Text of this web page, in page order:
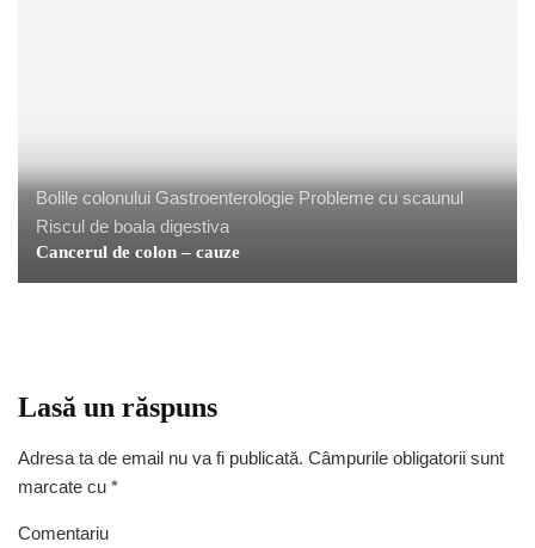
Bolile colonului Gastroenterologie Probleme cu scaunul
Riscul de boala digestiva
Cancerul de colon – cauze
Lasă un răspuns
Adresa ta de email nu va fi publicată. Câmpurile obligatorii sunt
marcate cu *
Comentariu